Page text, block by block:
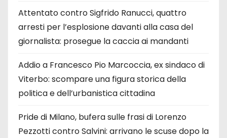
Attentato contro Sigfrido Ranucci, quattro
arresti per l’esplosione davanti alla casa del
giornalista: prosegue la caccia ai mandanti
Addio a Francesco Pio Marcoccia, ex sindaco di
Viterbo: scompare una figura storica della
politica e dell’urbanistica cittadina
Pride di Milano, bufera sulle frasi di Lorenzo
Pezzotti contro Salvini: arrivano le scuse dopo la